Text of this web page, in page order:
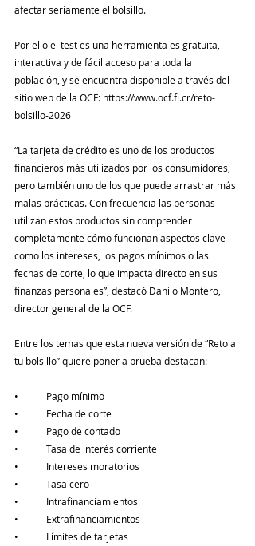
afectar seriamente el bolsillo.
Por ello el test es una herramienta es gratuita,
interactiva y de fácil acceso para toda la
población, y se encuentra disponible a través del
sitio web de la OCF: https://www.ocf.fi.cr/reto-
bolsillo-2026
“La tarjeta de crédito es uno de los productos
financieros más utilizados por los consumidores,
pero también uno de los que puede arrastrar más
malas prácticas. Con frecuencia las personas
utilizan estos productos sin comprender
completamente cómo funcionan aspectos clave
como los intereses, los pagos mínimos o las
fechas de corte, lo que impacta directo en sus
finanzas personales”, destacó Danilo Montero,
director general de la OCF.
Entre los temas que esta nueva versión de “Reto a
tu bolsillo” quiere poner a prueba destacan:
•	Pago mínimo
•	Fecha de corte
•	Pago de contado
•	Tasa de interés corriente
•	Intereses moratorios
•	Tasa cero
•	Intrafinanciamientos
•	Extrafinanciamientos
•	Límites de tarjetas